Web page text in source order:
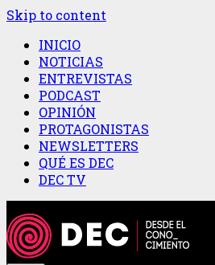
Skip to content
INICIO
NOTICIAS
ENTREVISTAS
PODCAST
OPINIÓN
PROTAGONISTAS
NEWSLETTERS
QUÉ ES DEC
DEC TV